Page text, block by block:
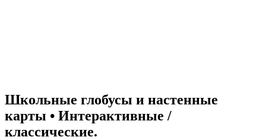
Школьные глобусы и настенные
карты • Интерактивные /
классические.